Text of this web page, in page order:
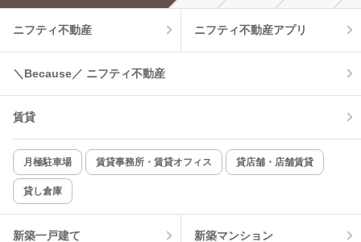
温水洗浄便座 オートロック
コンロ2口以上
新着のみ インターネット無料
該当件数:
0件
ニフティ不動産 ニフティ不動産アプリ
＼Because／ ニフティ不動産
賃貸
月極駐車場 賃貸事務所・賃貸オフィス 貸店舗・店舗賃貸
貸し倉庫
新築一戸建て 新築マンション